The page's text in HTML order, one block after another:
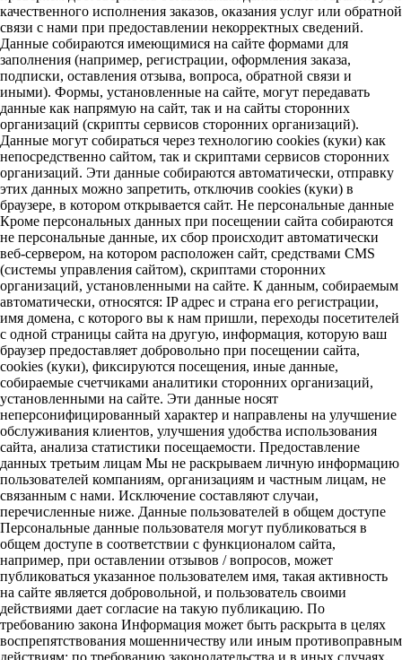
качественного исполнения заказов, оказания услуг или обратной
связи с нами при предоставлении некорректных сведений.
Данные собираются имеющимися на сайте формами для
заполнения (например, регистрации, оформления заказа,
подписки, оставления отзыва, вопроса, обратной связи и
иными). Формы, установленные на сайте, могут передавать
данные как напрямую на сайт, так и на сайты сторонних
организаций (скрипты сервисов сторонних организаций).
Данные могут собираться через технологию cookies (куки) как
непосредственно сайтом, так и скриптами сервисов сторонних
организаций. Эти данные собираются автоматически, отправку
этих данных можно запретить, отключив cookies (куки) в
браузере, в котором открывается сайт. Не персональные данные
Кроме персональных данных при посещении сайта собираются
не персональные данные, их сбор происходит автоматически
веб-сервером, на котором расположен сайт, средствами CMS
(системы управления сайтом), скриптами сторонних
организаций, установленными на сайте. К данным, собираемым
автоматически, относятся: IP адрес и страна его регистрации,
имя домена, с которого вы к нам пришли, переходы посетителей
с одной страницы сайта на другую, информация, которую ваш
браузер предоставляет добровольно при посещении сайта,
cookies (куки), фиксируются посещения, иные данные,
собираемые счетчиками аналитики сторонних организаций,
установленными на сайте. Эти данные носят
неперсонифицированный характер и направлены на улучшение
обслуживания клиентов, улучшения удобства использования
сайта, анализа статистики посещаемости. Предоставление
данных третьим лицам Мы не раскрываем личную информацию
пользователей компаниям, организациям и частным лицам, не
связанным с нами. Исключение составляют случаи,
перечисленные ниже. Данные пользователей в общем доступе
Персональные данные пользователя могут публиковаться в
общем доступе в соответствии с функционалом сайта,
например, при оставлении отзывов / вопросов, может
публиковаться указанное пользователем имя, такая активность
на сайте является добровольной, и пользователь своими
действиями дает согласие на такую публикацию. По
требованию закона Информация может быть раскрыта в целях
воспрепятствования мошенничеству или иным противоправным